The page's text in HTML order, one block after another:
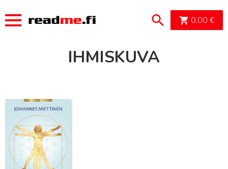
0,00 €
IHMISKUVA
Lue lisää